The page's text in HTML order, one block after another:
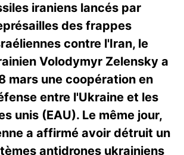
iraniens lancés par
des frappes
contre l'Iran, le
Volodymyr Zelensky a
mars une coopération en
entre l'Ukraine et les
unis (EAU). Le même jour,
a affirmé avoir détruit un
antidrones ukrainiens